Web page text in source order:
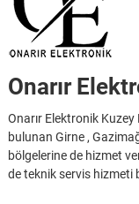
Onarır
Onarır Elektronik Kuzey
bulunan Girne ,
bölgelerine de hizmet
de teknik servis hizmeti